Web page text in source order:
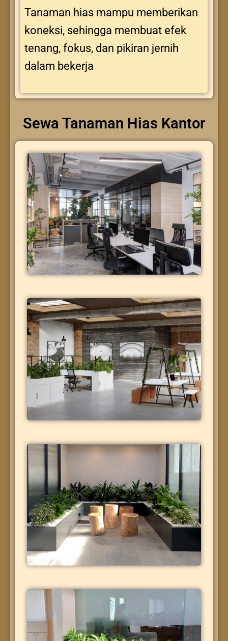
Tanaman hias mampu memberikan
koneksi, sehingga membuat efek
tenang, fokus, dan pikiran jernih
dalam bekerja
Sewa Tanaman Hias Kantor